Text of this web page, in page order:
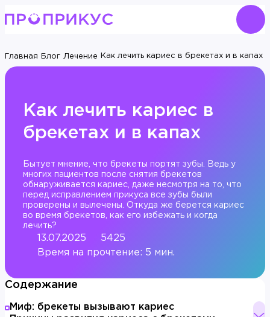
Главная Блог Лечение Как лечить кариес в брекетах и в капах
Как лечить кариес в
брекетах и в капах
Бытует мнение, что брекеты портят зубы. Ведь у
многих пациентов после снятия брекетов
обнаруживается кариес, даже несмотря на то, что
перед исправлением прикуса все зубы были
проверены и вылечены. Откуда же берется кариес
во время брекетов, как его избежать и когда
лечить?
13.07.2025
5425
Время на прочтение: 5 мин.
Содержание
Миф: брекеты вызывают кариес